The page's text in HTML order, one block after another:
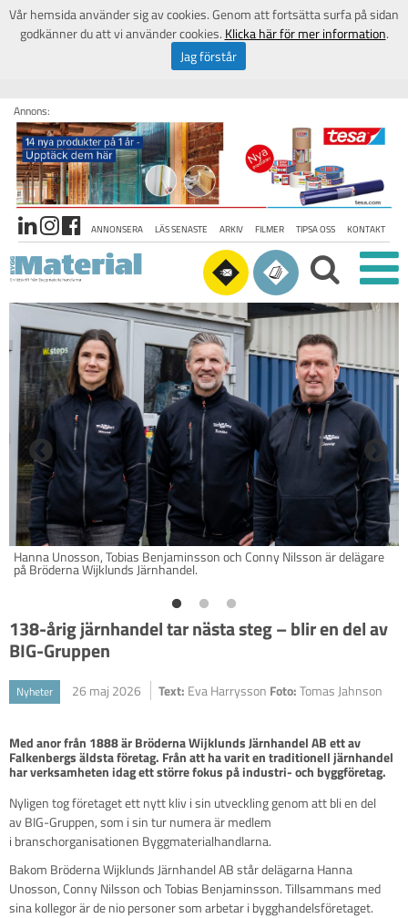
Annons:
ANNONSERA LÄS SENASTE ARKIV FILMER TIPSA OSS KONTAKT
Hanna Unosson, Tobias Benjaminsson och Conny Nilsson är delägare
på Bröderna Wijklunds Järnhandel.
138-årig järnhandel tar nästa steg – blir en del av
BIG-Gruppen
Nyheter 26 maj 2026 Text: Eva Harrysson Foto:Tomas Jahnson
Med anor från 1888 är Bröderna Wijklunds Järnhandel AB ett av
Falkenbergs äldsta företag. Från att ha varit en traditionell järnhandel
har verksamheten idag ett större fokus på industri- och byggföretag.
Nyligen tog företaget ett nytt kliv i sin utveckling genom att bli en del
av BIG-Gruppen, som i sin tur numera är medlem
i branschorganisationen Byggmaterialhandlarna.
Bakom Bröderna Wijklunds Järnhandel AB står delägarna Hanna
Unosson, Conny Nilsson och Tobias Benjaminsson. Tillsammans med
sina kollegor är de nio personer som arbetar i bygghandelsföretaget.
Vår hemsida använder sig av cookies. Genom att fortsätta surfa på sidan
godkänner du att vi använder cookies. Klicka här för mer information.
Jag förstår